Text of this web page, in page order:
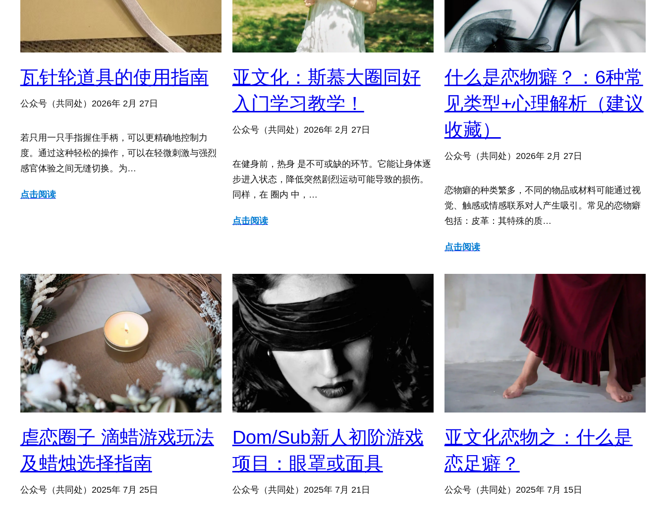
瓦针轮道具的使用指南
公众号（共同处） 2026年 2月 27日
若只用一只手指握住手柄，可以更精确地控制力
度。通过这种轻松的操作，可以在轻微刺激与强烈
感官体验之间无缝切换。为…
点击阅读
亚文化：斯慕大圈同好
入门学习教学！
公众号（共同处） 2026年 2月 27日
在健身前，热身 是不可或缺的环节。它能让身体逐
步进入状态，降低突然剧烈运动可能导致的损伤。
同样，在 圈内 中，…
点击阅读
什么是恋物癖？：6种常
见类型+心理解析（建议
收藏）
公众号（共同处） 2026年 2月 27日
恋物癖的种类繁多，不同的物品或材料可能通过视
觉、触感或情感联系对人产生吸引。常见的恋物癖
包括：皮革：其特殊的质…
点击阅读
虐恋圈子 滴蜡游戏玩法
及蜡烛选择指南
公众号（共同处） 2025年 7月 25日
Dom/Sub新人初阶游戏
项目：眼罩或面具
公众号（共同处） 2025年 7月 21日
亚文化恋物之：什么是
恋足癖？
公众号（共同处） 2025年 7月 15日